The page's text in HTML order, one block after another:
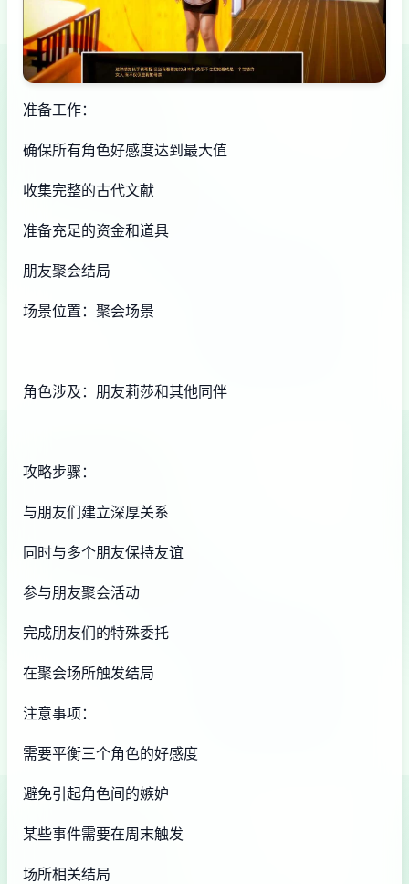
准备工作：
确保所有角色好感度达到最大值
收集完整的古代文献
准备充足的资金和道具
朋友聚会结局
场景位置：聚会场景
角色涉及：朋友莉莎和其他同伴
攻略步骤：
与朋友们建立深厚关系
同时与多个朋友保持友谊
参与朋友聚会活动
完成朋友们的特殊委托
在聚会场所触发结局
注意事项：
需要平衡三个角色的好感度
避免引起角色间的嫉妒
某些事件需要在周末触发
场所相关结局